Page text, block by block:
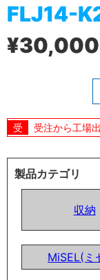
FLJ14-
¥30,000
受注から工場
製品カテゴリ
収納
MiSEL(ミ